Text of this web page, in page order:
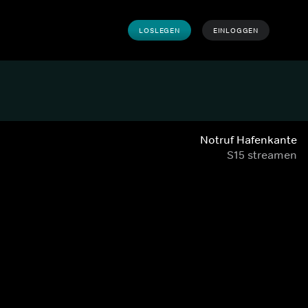
LOSLEGEN EINLOGGEN
Notruf Hafenkante
S15 streamen